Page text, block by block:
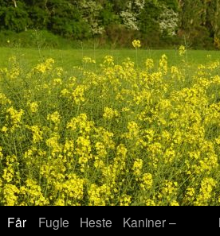
Får Fugle Heste
Kaniner –